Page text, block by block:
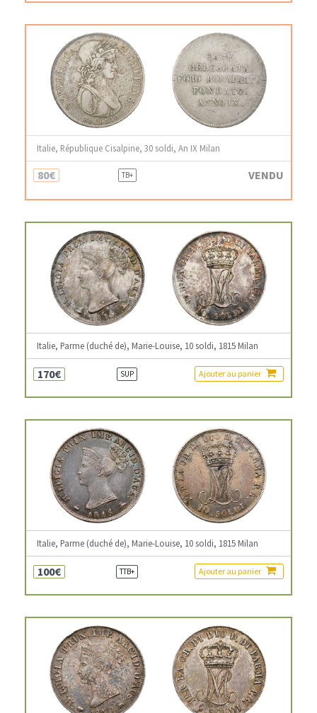
Italie, République Cisalpine, 30 soldi, An IX Milan
80€ TB+ VENDU
Italie, Parme (duché de), Marie-Louise, 10 soldi, 1815 Milan
170€ SUP Ajouter au panier
Italie, Parme (duché de), Marie-Louise, 10 soldi, 1815 Milan
100€ TTB+ Ajouter au panier